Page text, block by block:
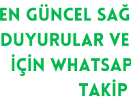
“IHTC Uluslararası
18 Eylül 2024
önemli sağlık
Devamını Oku >